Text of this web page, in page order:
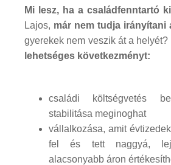
Mi lesz, ha a családfenntartó
Lajos, már nem tudja irányítani
gyerekek nem veszik át a helyét?
lehetséges következményt:
családi költségvetés
stabilitása meginoghat
vállalkozása, amit
fel és tett naggyá,
alacsonyabb áron